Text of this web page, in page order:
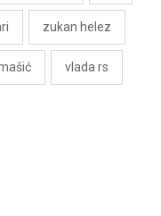
zukan helez
vlada rs